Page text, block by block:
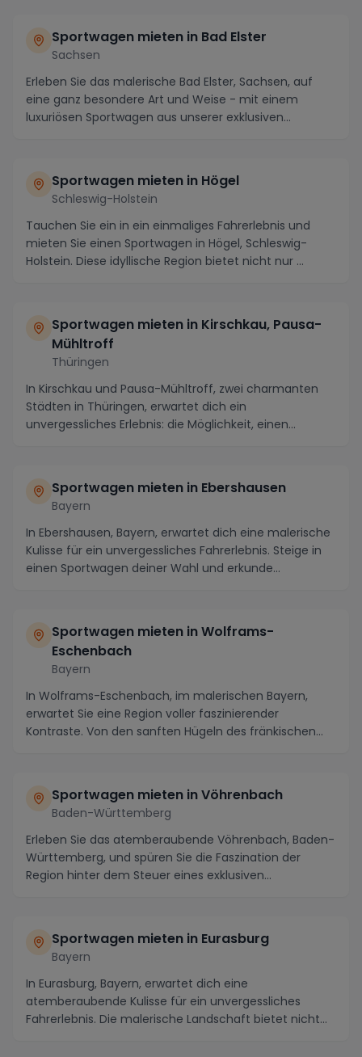
Sportwagen mieten in Bad Elster
Sachsen
Erleben Sie das malerische Bad Elster, Sachsen, auf
eine ganz besondere Art und Weise - mit einem
luxuriösen Sportwagen aus unserer exklusiven
Sportwagen mieten in Högel
Schleswig-Holstein
Tauchen Sie ein in ein einmaliges Fahrerlebnis und
mieten Sie einen Sportwagen in Högel, Schleswig-
Holstein. Diese idyllische Region bietet nicht nur ...
Sportwagen mieten in Kirschkau, Pausa-
Mühltroff
Thüringen
In Kirschkau und Pausa-Mühltroff, zwei charmanten
Städten in Thüringen, erwartet dich ein
unvergessliches Erlebnis: die Möglichkeit, einen
Sportwagen mieten in Ebershausen
Bayern
In Ebershausen, Bayern, erwartet dich eine malerische
Kulisse für ein unvergessliches Fahrerlebnis. Steige in
einen Sportwagen deiner Wahl und erkunde...
Sportwagen mieten in Wolframs-
Eschenbach
Bayern
In Wolframs-Eschenbach, im malerischen Bayern,
erwartet Sie eine Region voller faszinierender
Kontraste. Von den sanften Hügeln des fränkischen
Sportwagen mieten in Vöhrenbach
Baden-Württemberg
Erleben Sie das atemberaubende Vöhrenbach, Baden-
Württemberg, und spüren Sie die Faszination der
Region hinter dem Steuer eines exklusiven
Sportwagen mieten in Eurasburg
Bayern
In Eurasburg, Bayern, erwartet dich eine
atemberaubende Kulisse für ein unvergessliches
Fahrerlebnis. Die malerische Landschaft bietet nicht